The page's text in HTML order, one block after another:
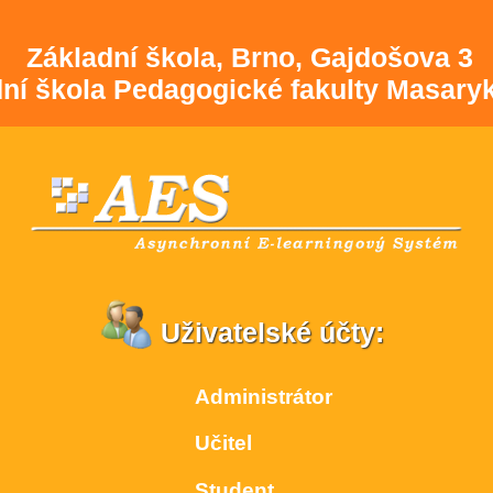
Základní škola, Brno, Gajdošova 3
škola Pedagogické fakulty
Uživatelské účty:
Administrátor
Učitel